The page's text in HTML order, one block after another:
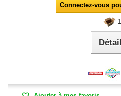
Connectez-vous
1